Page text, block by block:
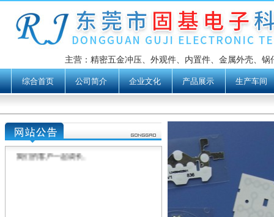
主营：精密五金冲压、外观件、内置件、金属外壳、锅
综合首页 公司简介 企业文化 产品展示 生产车间
固基以服务周到、共同发展为原则，
在市场上赢得了良好的声誉，产品依靠其
优良及稳定可靠的品质，深得广大客户的
信任和好评。可根据客户需要，生产新的
我们本着以"可靠的产品、高质量的服
务、适合的价格"服务于广大客户，希望与
我们的客户一起成长。